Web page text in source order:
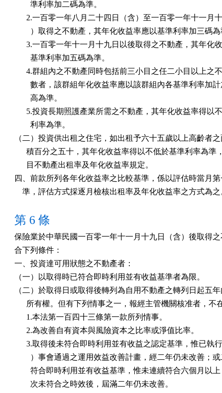
        準利率加二碼為準。
2.一百零一年八月二十四日（含）至一百零一年十一月
）取得之不動產，其年化收益率應以基準利率加三碼
3.一百零一年十一月十九日以後取得之不動產，其年化
        基準利率加五碼為準。
4.群組內之不動產同時包括前三小目之任二小目以上之
數者，該群組年化收益率應以該群組內各基準利率加
        高為準。
5.投資長期照護產業所需之不動產，其年化收益率得以
        利率為準。
（二）投資供出租之住宅，如出租予六十五歲以上高齡者
積百分之五十，其年化收益率得以不低於基準利率為準
      目不動產出租率及年化收益率規定。
四、前款所列各年化收益率之比較基準，係以評估時當月
準，評估方式採逐月檢核出租率及年化收益率之方式為
第 6 條
保險業於中華民國一百零一年十一月十九日（含）後取得
合下列條件：
一、投資達可用狀態之不動產者：
（一）以取得時已符合即時利用並有收益基準者為限。
（二）於取得日或取得後轉列為自用不動產之轉列日起五
所有權。但有下列情事之一，報經主管機關核准者，不
      1.本法第一百四十三條第一款所列情事。
      2.為改善自有資本與風險資本之比率或淨值比率。
3.取得後未符合即時利用並有收益之認定基準，惟已執
）事會通過之運用效益改善計畫，經二年仍未改善；
符合即時利用並有收益基準，惟未連續符合六個月以
        次未符合之時效後，屆滿二年仍未改善。